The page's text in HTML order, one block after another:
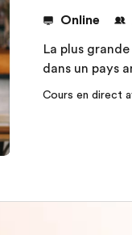
Online
La plus
dans un pays
Cours en direct